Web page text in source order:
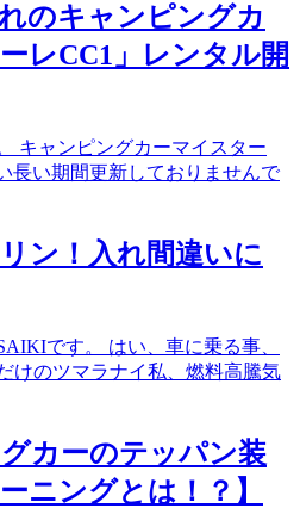
のキャンピングカ
レCC1」レンタル開
キャンピングカーマイスター
長い期間更新しておりませんで
ン！入れ間違いに
です。 はい、車に乗る事、
けのツマラナイ私、燃料高騰気
グカーのテッパン装
ニングとは！？】